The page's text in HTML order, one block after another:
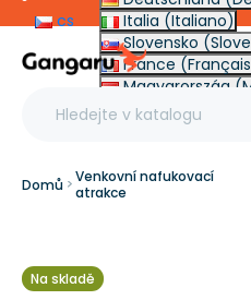
cs
Italia (Italiano)
Slovensko
France
Magyarország
Other (English €)
Domů
Venkovní nafukovací
atrakce
Na skladě